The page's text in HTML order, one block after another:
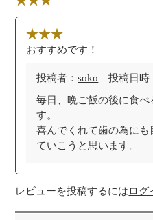
おすすめです！
投稿者：soko 投稿日時
毎日、晩ご飯の後に食べ
す。
喜んでくれて歯の為に
ていこうと思います。
レビューを投稿するにはログ